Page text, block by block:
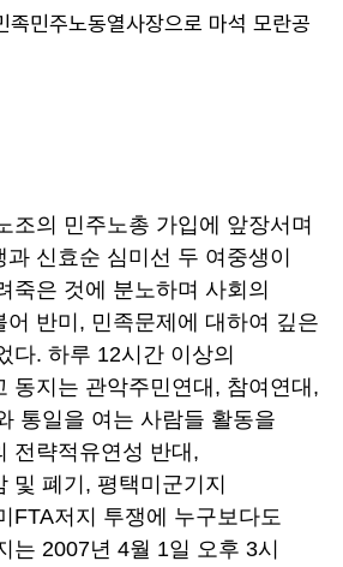
민주노동열사장으로 마석 모란공
조의 민주노총 가입에 앞장서며
신효순 심미선 두 여중생이
죽은 것에 분노하며 사회의
어 반미, 민족문제에 대하여 깊은
다. 하루 12시간 이상의
동지는 관악주민연대, 참여연대,
통일을 여는 사람들 활동을
전략적유연성 반대,
및 폐기, 평택미군기지
FTA저지 투쟁에 누구보다도
는 2007년 4월 1일 오후 3시